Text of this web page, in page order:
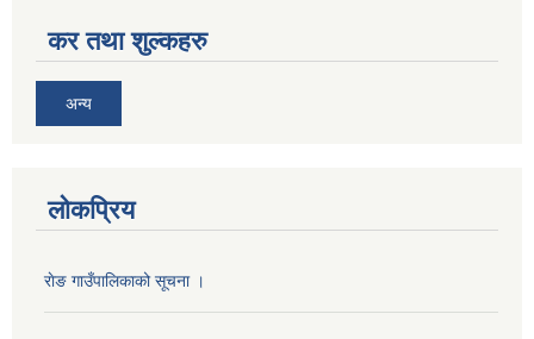
कर तथा शुल्कहरु
अन्य
लोकप्रिय
राेङ गाउँपालिकाको सूचना ।